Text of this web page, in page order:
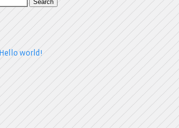
Search
Hello world!